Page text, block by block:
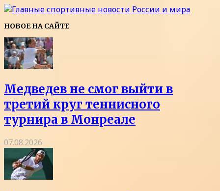
НОВОЕ НА САЙТЕ
Медведев не смог выйти в
третий круг теннисного
турнира в Монреале
07.08.2026